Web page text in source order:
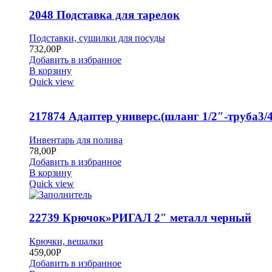
2048 Подставка для тарелок
Подставки, сушилки для посуды
732,00Р
Добавить в избранное
В корзину
Quick view
217874 Адаптер универс.(шланг 1/2″-труба3/
Инвентарь для полива
78,00Р
Добавить в избранное
В корзину
Quick view
22739 Крючок»РИГАЛ 2″ металл черный
Крючки, вешалки
459,00Р
Добавить в избранное